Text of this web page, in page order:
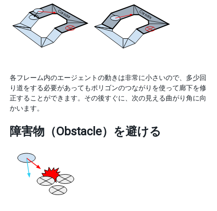
各フレーム内のエージェントの動きは非常に小さいので、多少回
り道をする必要があってもポリゴンのつながりを使って廊下を修
正することができます。その後すぐに、次の見える曲がり角に向
かいます。
障害物（Obstacle）を避ける